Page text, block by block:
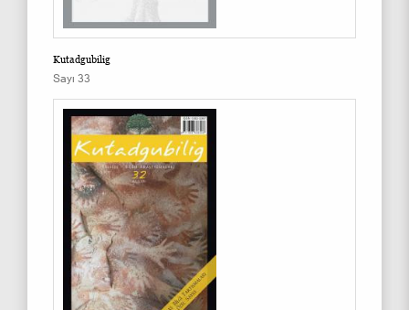
Kutadgubilig
Sayı 33